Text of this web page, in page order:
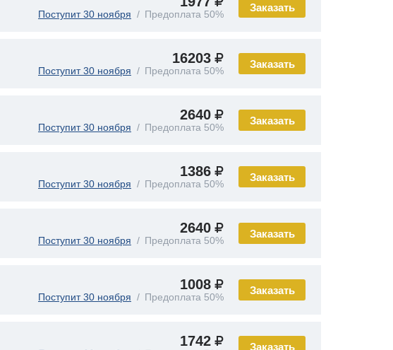
Заказать
Поступит 30 ноября Предоплата 50%
Заказать
16203
Поступит 30 ноября Предоплата 50%
Заказать
2640
Поступит 30 ноября Предоплата 50%
Заказать
1386
Поступит 30 ноября Предоплата 50%
Заказать
2640
Поступит 30 ноября Предоплата 50%
Заказать
1008
Поступит 30 ноября Предоплата 50%
Заказать
1742